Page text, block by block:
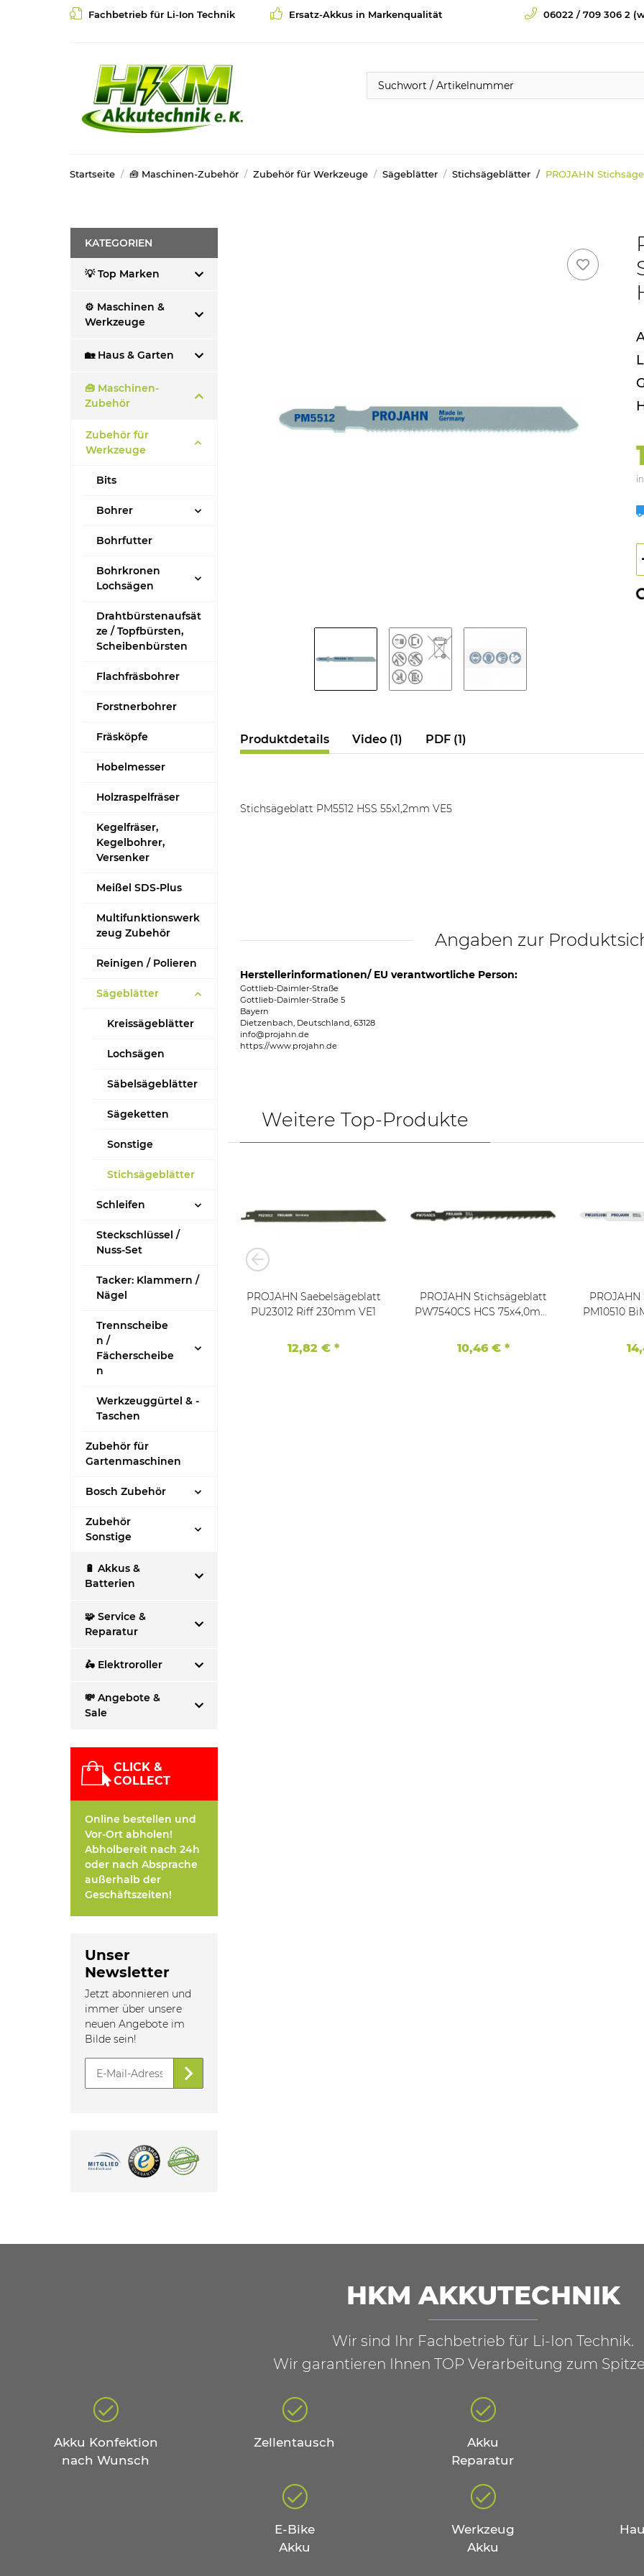
Fachbetrieb für Li-Ion Technik Ersatz-Akkus in Markenqualität 06022 / 709 306 2
Startseite 🧰 Maschinen-Zubehör Zubehör für Werkzeuge Sägeblätter Stichsägeblätter PROJAHN
Produktdetails Video (1) PDF (1)
Stichsägeblatt PM5512 HSS 55x1,2mm VE5
Angaben zur
Herstellerinformationen/ EU verantwortliche Person:
Gottlieb-Daimler-Straße
Gottlieb-Daimler-Straße 5
Bayern
Dietzenbach, Deutschland, 63128
info@projahn.de
https://www.projahn.de
Weitere Top-Produkte
PROJAHN Stichsägeblatt
VE 5
14,46 €
PROJAHN Saebelsägeblatt
PU23012 Riff 230mm VE1
12,82 €*
PROJAHN Stichsägeblatt
PW7540CS HCS 75x4,0mm
10,46 € *
PM10510
KATEGORIEN
💡 Top Marken
⚙️ Maschinen &
Werkzeuge
🏡 Haus & Garten
🧰 Maschinen-
Zubehör
Zubehör für
Werkzeuge
Bits
Bohrer
Bohrfutter
Bohrkronen
Lochsägen
Drahtbürstenaufsät
ze / Topfbürsten,
Scheibenbürsten
Flachfräsbohrer
Forstnerbohrer
Fräsköpfe
Hobelmesser
Holzraspelfräser
Kegelfräser,
Kegelbohrer,
Versenker
Meißel SDS-Plus
Multifunktionswerk
zeug Zubehör
Reinigen / Polieren
Sägeblätter
Kreissägeblätter
Lochsägen
Säbelsägeblätter
Sägeketten
Sonstige
Stichsägeblätter
Schleifen
Steckschlüssel /
Nuss-Set
Tacker: Klammern /
Nägel
Trennscheibe
n /
Fächerscheibe
n
Werkzeuggürtel & -
Taschen
Zubehör für
Gartenmaschinen
Bosch Zubehör
Zubehör
Sonstige
🔋 Akkus &
Batterien
🧩 Service &
Reparatur
🛵 Elektroroller
💸 Angebote &
Sale
CLICK &
COLLECT
Online bestellen und
Vor-Ort abholen!
Abholbereit nach 24h
oder nach Absprache
außerhalb der
Geschäftszeiten!
Unser
Newsletter
Jetzt abonnieren und
immer über unsere
neuen Angebote im
Bilde sein!
HKM AKKUTECHNIK
Wir sind Ihr Fachbetrieb für Li-Ion Technik.
Wir garantieren Ihnen TOP Verarbeitung zum
Akku Konfektion
nach Wunsch
Zellentausch
Akku
Reparatur
E-Bike
Akku
Werkzeug
Akku